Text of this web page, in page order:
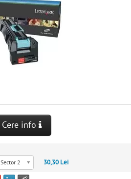
Cere info
Sector 2
30,30 Lei